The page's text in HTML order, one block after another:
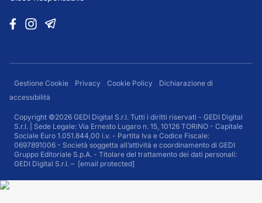
Gestione Cookie Privacy Cookie Policy
Dichiarazione di
accessibilità
Copyright ©2026 GEDI Digital S.r.l. Tutti i diritti riservati - GEDI Digital
S.r.l. | Sede Legale: Via Ernesto Lugaro n. 15, 10126 TORINO - Capitale
Sociale Euro 1.051.844,00 i.v. - Partita Iva e Codice Fiscale:
0697891006 - Società soggetta all’attività e coordinamento di GEDI
Gruppo Editoriale S.p.A. - Titolare del trattamento dei dati personali:
GEDI Digital S.r.l. – [email protected]